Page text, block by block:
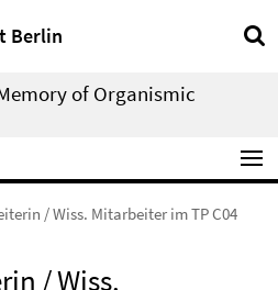
Berlin
of Organismic
/ Wiss. Mitarbeiter im TP C04
/ Wiss.